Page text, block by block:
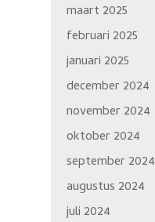
maart 2025
februari 2025
januari 2025
december 2024
november 2024
oktober 2024
september 2024
augustus 2024
juli 2024